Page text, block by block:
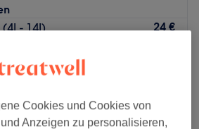
- 14J)
24 €
Schneiden & Föhnen
36 €
Cookies und Cookies von
Anzeigen zu personalisieren,